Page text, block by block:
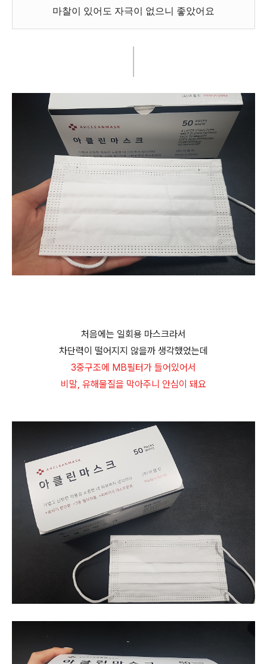
마찰이 있어도 자극이 없으니 좋았어요
처음에는 일회용 마스크라서
차단력이 떨어지지 않을까 생각했었는데
3중구조에 MB필터가 들어있어서
비말, 유해물질을 막아주니 안심이 돼요